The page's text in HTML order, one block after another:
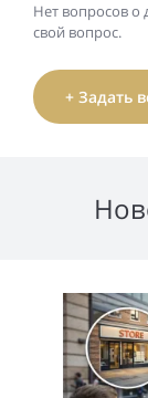
Нет вопросов о
свой вопрос.
+ Задать